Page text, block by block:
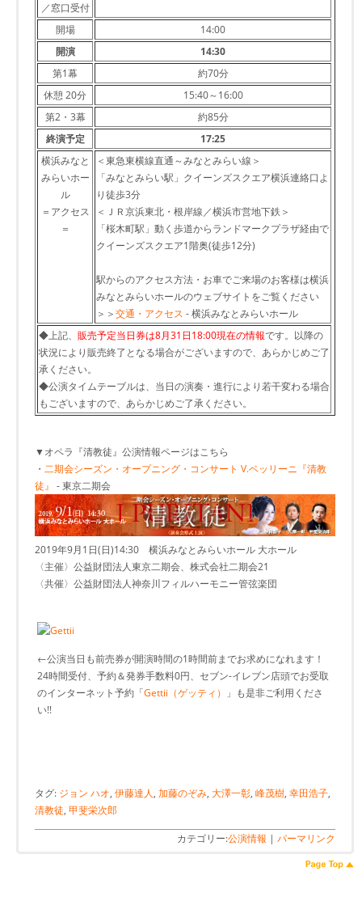
／窓口受付
開場
14:00
開演
14:30
第1幕
約70分
休憩 20分
15:40～16:00
第2・3幕
約85分
終演予定
17:25
横浜みなと
みらいホー
ル
＝アクセス
＝
＜東急東横線直通～みなとみらい線＞
「みなとみらい駅」クイーンズスクエア横浜連絡口よ
り徒歩3分
＜ＪＲ京浜東北・根岸線／横浜市営地下鉄＞
「桜木町駅」動く歩道からランドマークプラザ経由で
クイーンズスクエア1階奥(徒歩12分)
駅からのアクセス方法・お車でご来場のお客様は横浜
みなとみらいホールのウェブサイトをご覧ください
＞＞交通・アクセス - 横浜みなとみらいホール
◆上記、 販売予定当日券は8月31日18:00現在の情報です。以降の
状況により販売終了となる場合がございますので、あらかじめご了
承ください。
◆公演タイムテーブルは、当日の演奏・進行により若干変わる場合
もございますので、あらかじめご了承ください。
▼オペラ『清教徒』公演情報ページはこちら
・ 二期会シーズン・オープニング・コンサート V.ベッリーニ『清教
徒』 - 東京二期会
2019年9月1日(日)14:30 横浜みなとみらいホール 大ホール
〈主催〉公益財団法人東京二期会、株式会社二期会21
〈共催〉公益財団法人神奈川フィルハーモニー管弦楽団
←公演当日も前売券が開演時間の1時間前までお求めになれます！
24時間受付、予約＆発券手数料0円、セブン-イレブン店頭でお受取
のインターネット予約「Gettii（ゲッティ）
」も是非ご利用くださ
い!!
タグ: ジョン ハオ, 伊藤達人, 加藤のぞみ, 大澤一彰, 峰茂樹, 幸田浩子,
清教徒, 甲斐栄次郎
カテゴリー:公演情報 | パーマリンク